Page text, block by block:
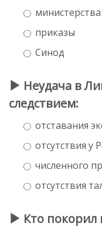
министерства
приказы
Синод
Неудача в
следствием:
отставания
отсутствия у
численного
отсутствия
Кто покорил